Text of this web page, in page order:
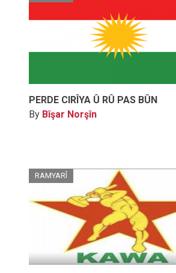
PERDE CIRÎYA Û RÛ PAS BÛN
By Bîşar Norşîn
RAMYARÎ